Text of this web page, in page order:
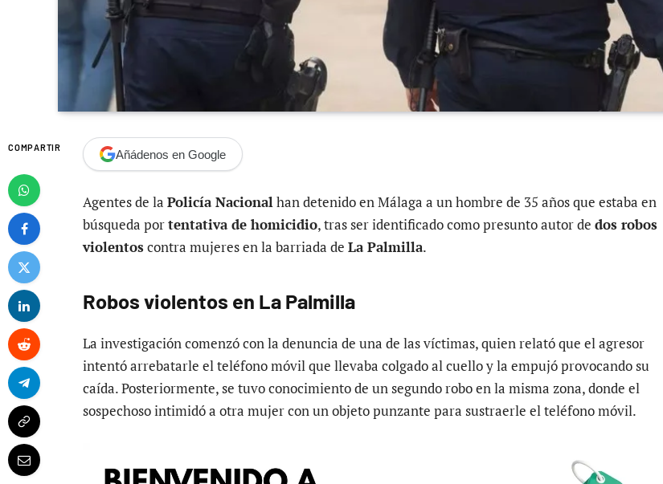
COMPARTIR Añádenos en Google
Agentes de la Policía Nacionalhan detenido en Málaga a un hombre de 35 años que estaba en
búsqueda portentativa de homicidio, tras ser identificado como presunto autor de dos robos
violentoscontra mujeres en la barriada de La Palmilla.
Robos violentos en La Palmilla
La investigación comenzó con la denuncia de una de las víctimas, quien relató que el agresor
intentó arrebatarle el teléfono móvil que llevaba colgado al cuello y la empujó provocando su
caída. Posteriormente, se tuvo conocimiento de un segundo robo en la misma zona, donde el
sospechoso intimidó a otra mujer con un objeto punzante para sustraerle el teléfono móvil.